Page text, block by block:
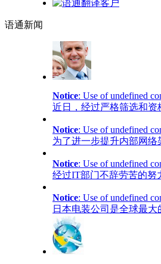
语通新闻
Notice: Use of undefined
近日，经过严格筛选和资
Notice: Use of undefined
为了进一步提升内部网络
Notice: Use of undefined
经过IT部门不辞劳苦的努
Notice: Use of undefined
日本电装公司是全球最